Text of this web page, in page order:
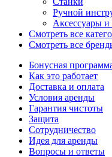
Ручной
Аксессуары
Смотреть все
Смотреть все
Бонусная
Как это работает
Доставка и оплата
Условия аренды
Гарантия чистоты
Защита
Сотрудничество
Идея для аренды
Вопросы и ответы